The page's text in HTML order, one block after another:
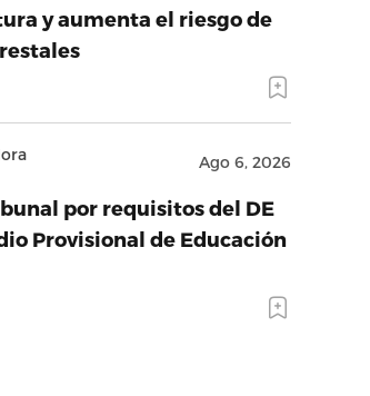
y aumenta el riesgo de
Ago 6, 2026
por requisitos del DE
Provisional de Educación